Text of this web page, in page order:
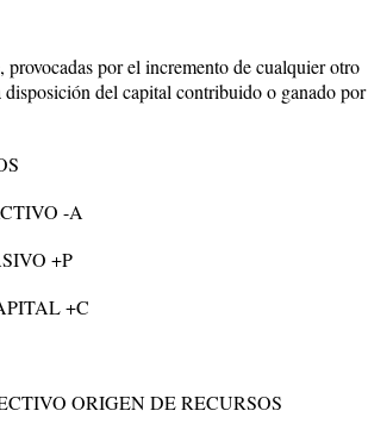
por el incremento de cualquier otro
del capital contribuido o ganado por
-A
+P
+C
ORIGEN DE RECURSOS